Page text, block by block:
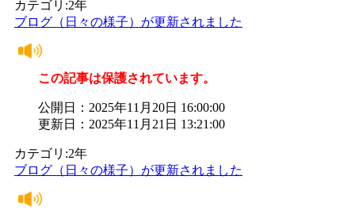
カテゴリ:2年
ブログ（日々の様子）が更新されました
この記事は保護されています。
公開日：2025年11月20日 16:00:00
更新日：2025年11月21日 13:21:00
カテゴリ:2年
ブログ（日々の様子）が更新されました